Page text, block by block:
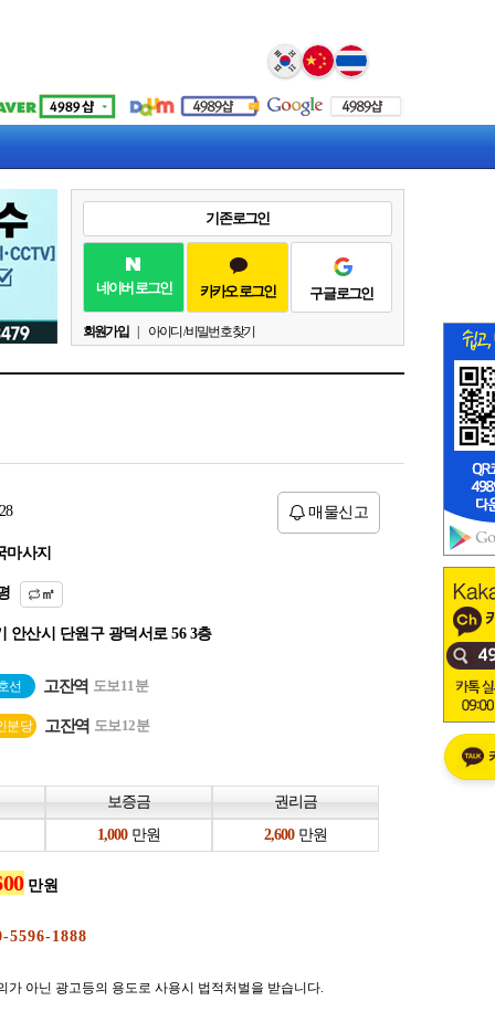
Select Language ▼
기존 로그인
네이버 로그인 카카오 로그인 구글 로그인
회원가입 아이디 / 비밀번호 찾기
매물신고
마사지
㎡
안산시 단원구 광덕서로 56 3층
선 고잔역 도보11분
분당 고잔역 도보12분
보증금
권리금
만원
만원
만원
아닌 광고등의 용도로 사용시 법적처벌을 받습니다.